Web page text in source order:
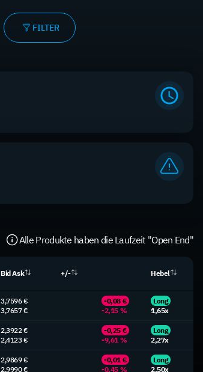
FILTER
Alle Produkte haben die Laufzeit "Open End"
Bid Ask +/- Hebel
3,7596 €
3,7657 €
-0,08 €
-2,15 %
Long
1,65x
2,3922 €
2,4123 €
-0,25 €
-9,61 %
Long
2,27x
2,9869 €
2,9990 €
-0,01 €
-0,45 %
Long
2,50x